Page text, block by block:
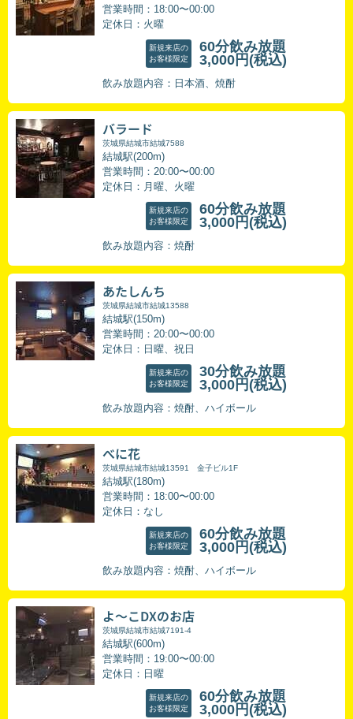
営業時間：18:00〜00:00
定休日：火曜
新規来店の
お客様限定
60分飲み放題
3,000円 (税込)
飲み放題内容：日本酒、焼酎
バラード
茨城県結城市結城7588
結城駅(200m)
営業時間：20:00〜00:00
定休日：月曜、火曜
新規来店の
お客様限定
60分飲み放題
3,000円 (税込)
飲み放題内容：焼酎
あたしんち
茨城県結城市結城13588
結城駅(150m)
営業時間：20:00〜00:00
定休日：日曜、祝日
新規来店の
お客様限定
30分飲み放題
3,000円 (税込)
飲み放題内容：焼酎、ハイボール
べに花
茨城県結城市結城13591 金子ビル1F
結城駅(180m)
営業時間：18:00〜00:00
定休日：なし
新規来店の
お客様限定
60分飲み放題
3,000円 (税込)
飲み放題内容：焼酎、ハイボール
よ～こDXのお店
茨城県結城市結城7191-4
結城駅(600m)
営業時間：19:00〜00:00
定休日：日曜
新規来店の
お客様限定
60分飲み放題
3,000円 (税込)